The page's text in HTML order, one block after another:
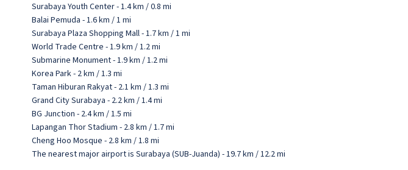
Surabaya Youth Center - 1.4 km / 0.8 mi
Balai Pemuda - 1.6 km / 1 mi
Surabaya Plaza Shopping Mall - 1.7 km / 1 mi
World Trade Centre - 1.9 km / 1.2 mi
Submarine Monument - 1.9 km / 1.2 mi
Korea Park - 2 km / 1.3 mi
Taman Hiburan Rakyat - 2.1 km / 1.3 mi
Grand City Surabaya - 2.2 km / 1.4 mi
BG Junction - 2.4 km / 1.5 mi
Lapangan Thor Stadium - 2.8 km / 1.7 mi
Cheng Hoo Mosque - 2.8 km / 1.8 mi
The nearest major airport is Surabaya (SUB-Juanda) - 19.7 km / 12.2 mi